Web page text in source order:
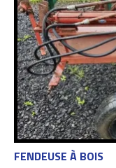
FENDEUSE À BOIS